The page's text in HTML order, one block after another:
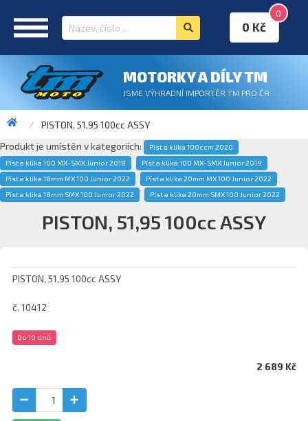
0
0 Kč
MOTORKY A DÍLY TM
JSME VÝHRADNÍ IMPORTÉR TM PRO ČR
PISTON, 51,95 100cc ASSY
Produkt je umístěn v kategoriích:
Píst a klika 100ccm 2020
Píst a klika 100 MX-SMX Junior 2018
Píst a klika 100 MX-SMX Junior 2019
Píst a klika 18mm MX 100 Junior 2022
Píst a klika 20mm MX 100 Junior 2022
Píst a klika 18mm SMX 100 Junior 2022
Píst a klika 20mm SMX 100 Junior 2022
PISTON, 51,95 100cc ASSY
PISTON, 51,95 100cc ASSY
č. 10412
Do 10 dnů
2 689 Kč